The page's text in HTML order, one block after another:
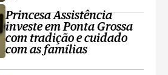
Princesa Assistência
investe em Ponta Grossa
com tradição e cuidado
com as famílias